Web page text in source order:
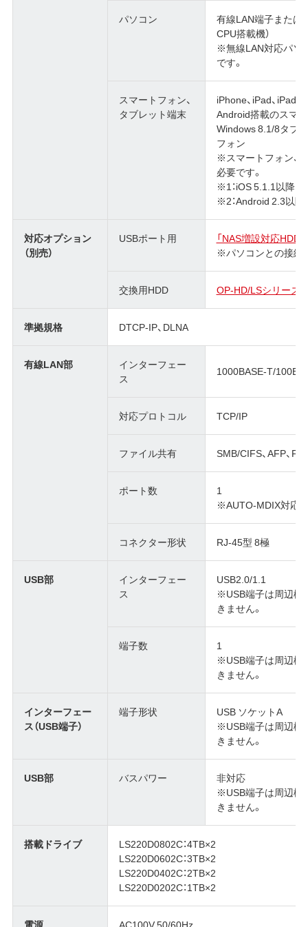
パソコン
有線LAN端子または
CPU搭載機）
※無線LAN対応パソ
です。
スマートフォン、
タブレット端末
iPhone、iPad、iPad
Android搭載のスマ
Windows 8.1/8タブ
フォン
※スマートフォン、
必要です。
※1：iOS 5.1.1以降
※2：Android 2.3以降
対応オプション
（別売）
USBポート用
「NAS増設対応HDD
※パソコンとの接続
交換用HDD OP-HD/LSシリーズ
準拠規格 DTCP-IP、DLNA
有線LAN部
インターフェー
ス
1000BASE-T/
対応プロトコル TCP/IP
ファイル共有 SMB/CIFS、AFP、
ポート数
1
※AUTO-MDIX対応
コネクター形状 RJ-45型 8極
USB部
インターフェー
ス
USB2.0/1.1
※USB端子は周辺機
きません。
端子数
1
※USB端子は周辺機
きません。
インターフェー
ス（USB端子）
端子形状
USB ソケットA
※USB端子は周辺機
きません。
USB部 バスパワー
非対応
※USB端子は周辺機
きません。
搭載ドライブ
LS220D0802C：4TB×2
LS220D0602C：3TB×2
LS220D0402C：2TB×2
LS220D0202C：1TB×2